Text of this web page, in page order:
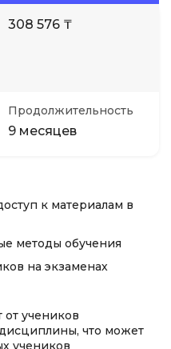
308 576 ₸
Продолжительность
9 месяцев
к материалам в
методы обучения
на экзаменах
учеников
что может
учеников